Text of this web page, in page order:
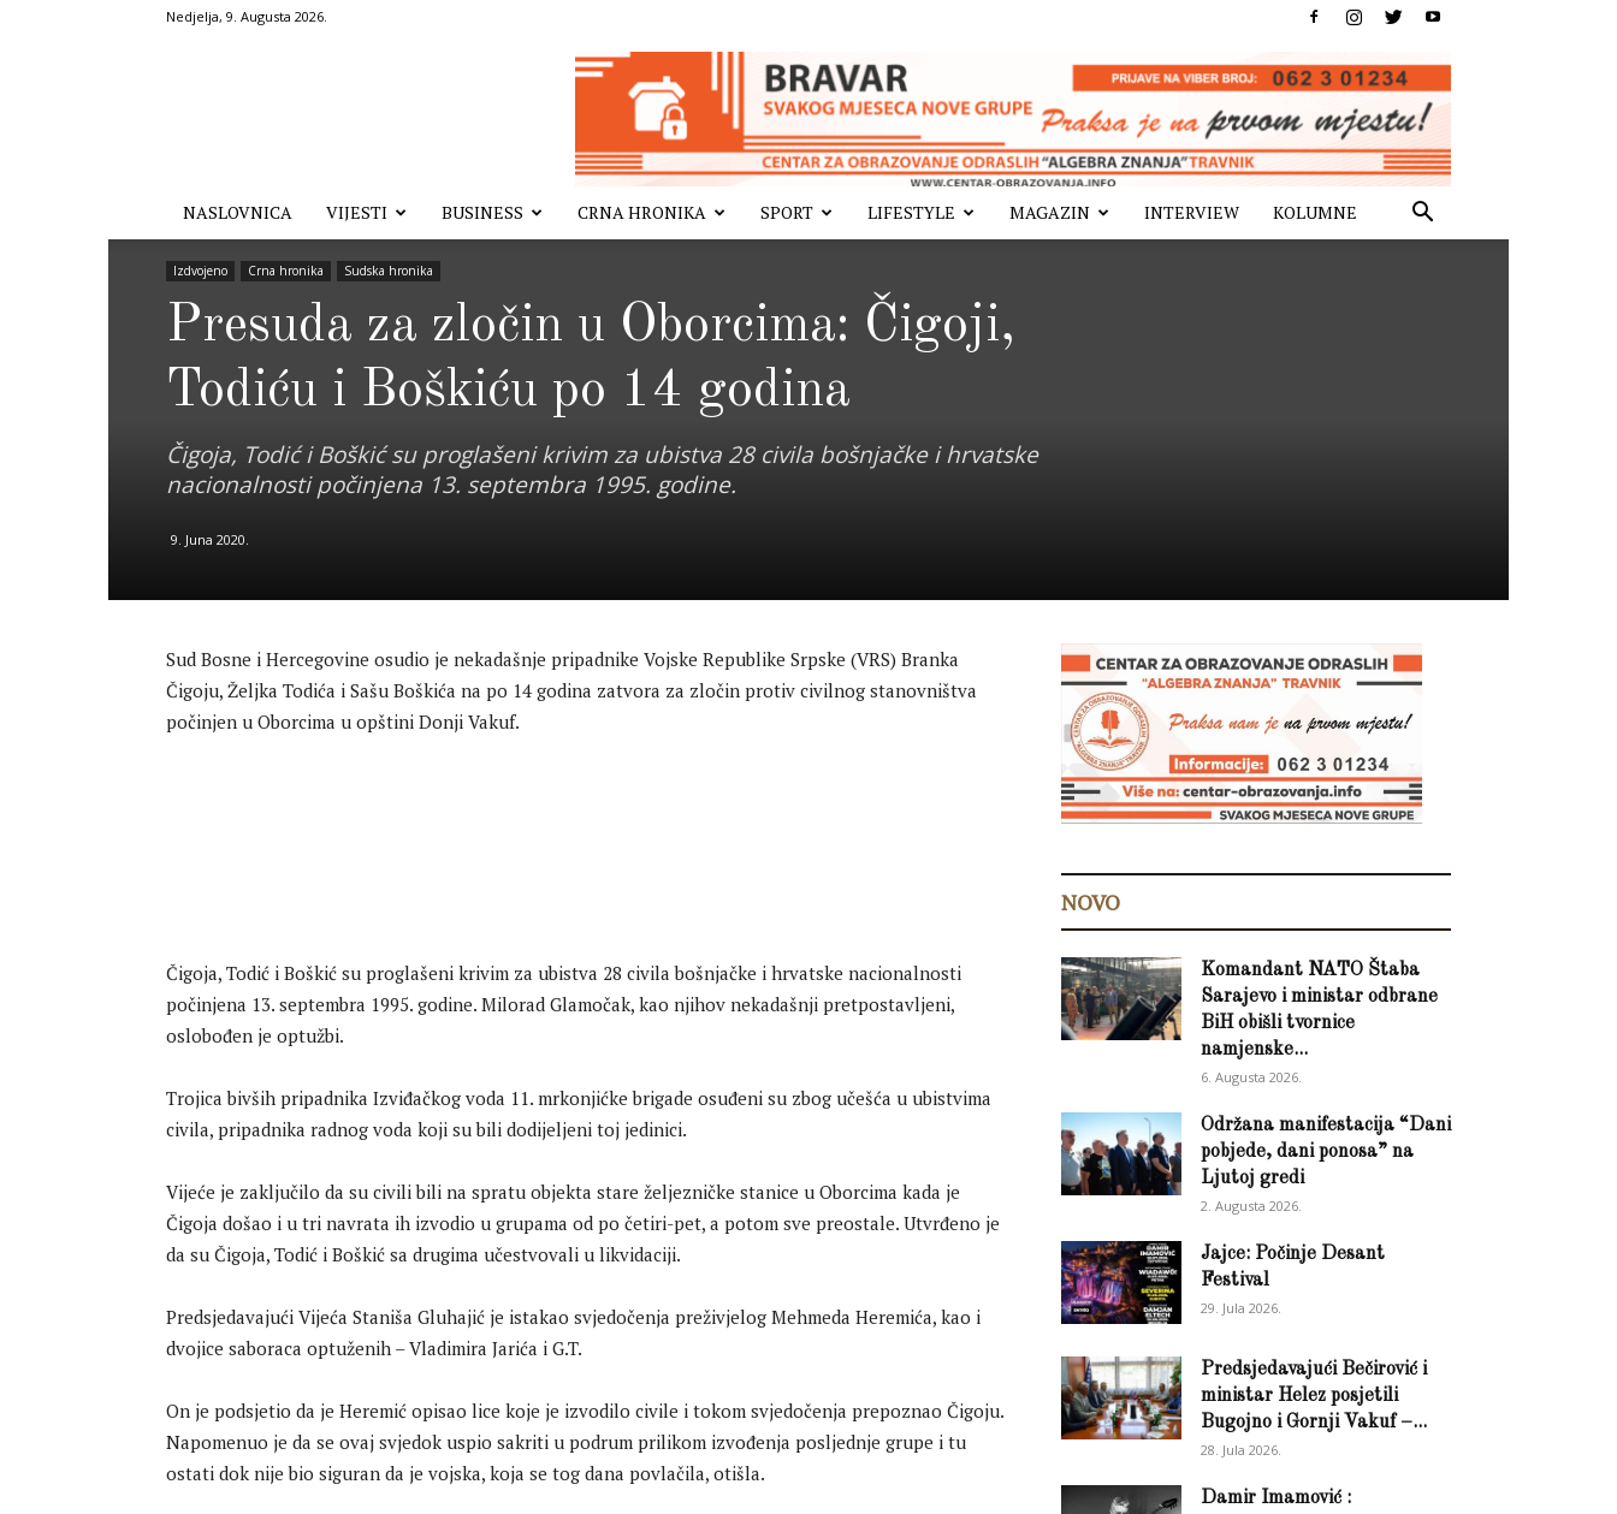
Nedjelja, 9. Augusta 2026.
NASLOVNICA VIJESTI BUSINESS CRNA HRONIKA SPORT LIFESTYLE MAGAZIN INTERVIEW KOLUMNE
Izdvojeno Crna hronika Sudska hronika
Presuda za zločin u Oborcima: Čigoji,
Todiću i Boškiću po 14 godina
Čigoja, Todić i Boškić su proglašeni krivim za ubistva 28 civila bošnjačke i hrvatske
nacionalnosti počinjena 13. septembra 1995. godine.
9. Juna 2020.
Sud Bosne i Hercegovine osudio je nekadašnje pripadnike Vojske Republike Srpske (VRS) Branka
Čigoju, Željka Todića i Sašu Boškića na po 14 godina zatvora za zločin protiv civilnog stanovništva
počinjen u Oborcima u opštini Donji Vakuf.
Čigoja, Todić i Boškić su proglašeni krivim za ubistva 28 civila bošnjačke i hrvatske nacionalnosti
počinjena 13. septembra 1995. godine. Milorad Glamočak, kao njihov nekadašnji pretpostavljeni,
oslobođen je optužbi.
Trojica bivših pripadnika Izviđačkog voda 11. mrkonjićke brigade osuđeni su zbog učešća u ubistvima
civila, pripadnika radnog voda koji su bili dodijeljeni toj jedinici.
Vijeće je zaključilo da su civili bili na spratu objekta stare željezničke stanice u Oborcima kada je
Čigoja došao i u tri navrata ih izvodio u grupama od po četiri-pet, a potom sve preostale. Utvrđeno je
da su Čigoja, Todić i Boškić sa drugima učestvovali u likvidaciji.
Predsjedavajući Vijeća Staniša Gluhajić je istakao svjedočenja preživjelog Mehmeda Heremića, kao i
dvojice saboraca optuženih – Vladimira Jarića i G.T.
On je podsjetio da je Heremić opisao lice koje je izvodilo civile i tokom svjedočenja prepoznao Čigoju.
Napomenuo je da se ovaj svjedok uspio sakriti u podrum prilikom izvođenja posljednje grupe i tu
ostati dok nije bio siguran da je vojska, koja se tog dana povlačila, otišla.
NOVO
Komandant NATO Štaba
Sarajevo i ministar odbrane
BiH obišli tvornice
namjenske...
6. Augusta 2026.
Održana manifestacija “Dani
pobjede, dani ponosa” na
Ljutoj gredi
2. Augusta 2026.
Jajce: Počinje Desant
Festival
29. Jula 2026.
Predsjedavajući Bečirović i
ministar Helez posjetili
Bugojno i Gornji Vakuf –...
28. Jula 2026.
Damir Imamović :